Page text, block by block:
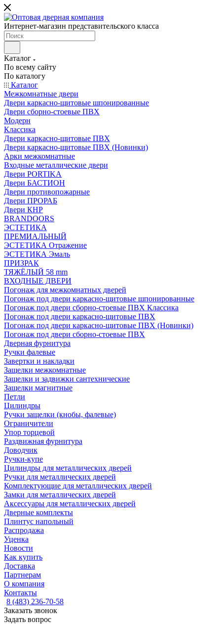
Интернет-магазин представительского класса
Каталог
По всему сайту
По каталогу
Каталог
Межкомнатные двери
Двери каркасно-щитовые шпонированные
Двери сборно-стоевые ПВХ
Модерн
Классика
Двери каркасно-щитовые ПВХ
Двери каркасно-щитовые ПВХ (Новинки)
Арки межкомнатные
Входные металлические двери
Двери PORTIKA
Двери БАСТИОН
Двери противопожарные
Двери ПРОРАБ
Двери КНР
BRANDOORS
ЭСТЕТИКА
ПРЕМИАЛЬНЫЙ
ЭСТЕТИКА Отражение
ЭСТЕТИКА Эмаль
ПРИЗРАК
ТЯЖЁЛЫЙ 58 mm
ВХОДНЫЕ ДВЕРИ
Погонаж для межкомнатных дверей
Погонаж под двери каркасно-щитовые шпонированные
Погонаж под двери сборно-стоевые ПВХ Классика
Погонаж под двери каркасно-щитовые ПВХ
Погонаж под двери каркасно-щитовые ПВХ (Новинки)
Погонаж под двери сборно-стоевые ПВХ
Дверная фурнитура
Ручки фалевые
Завертки и накладки
Защелки межкомнатные
Защелки и задвижки сантехнические
Защелки магнитные
Петли
Цилиндры
Ручки защелки (кнобы, фалевые)
Ограничители
Упор торцевой
Раздвижная фурнитура
Доводчик
Ручки-купе
Цилиндры для металлических дверей
Ручки для металлических дверей
Комплектующие для металлических дверей
Замки для металлических дверей
Аксессуары для металлических дверей
Дверные комплекты
Плинтус напольный
Распродажа
Уценка
Новости
Как купить
Доставка
Партнерам
О компания
Контакты
8 (483) 236-70-58
Заказать звонок
Задать вопрос